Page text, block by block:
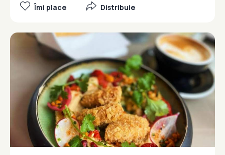
Îmi place Distribuie